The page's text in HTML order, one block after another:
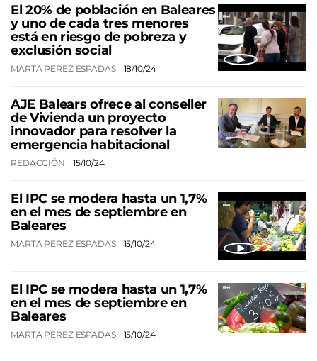
El 20% de población en Baleares
y uno de cada tres menores
está en riesgo de pobreza y
exclusión social
MARTA PEREZ ESPADAS 18/10/24
AJE Balears ofrece al conseller
de Vivienda un proyecto
innovador para resolver la
emergencia habitacional
REDACCIÓN 15/10/24
El IPC se modera hasta un 1,7%
en el mes de septiembre en
Baleares
MARTA PEREZ ESPADAS 15/10/24
El IPC se modera hasta un 1,7%
en el mes de septiembre en
Baleares
MARTA PEREZ ESPADAS 15/10/24